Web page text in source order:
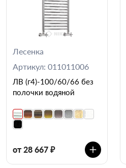
Лесенка
Артикул: 011011006
ЛВ (г4)-100/60/66 без
полочки водяной
от 28 667 ₽